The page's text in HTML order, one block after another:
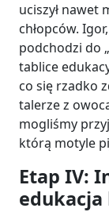
uciszył nawet
chłopców.
podchodzi do
tablice
co się rzadko
talerze z
mogliśmy
którą motyle
Etap IV:
edukacja